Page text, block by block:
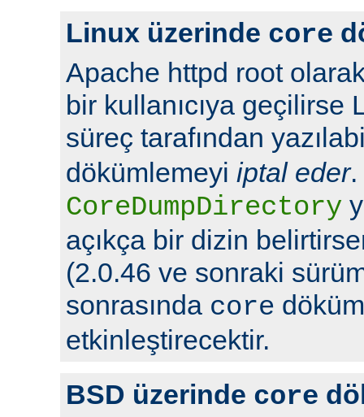
Linux üzerinde core
Apache httpd root
bir kullanıcıya geçilirse
süreç tarafından
dökümlemeyi iptal eder.
CoreDumpDirectory
açıkça bir dizin
(2.0.46 ve sonraki
sonrasında core
etkinleştirecektir.
BSD üzerinde core